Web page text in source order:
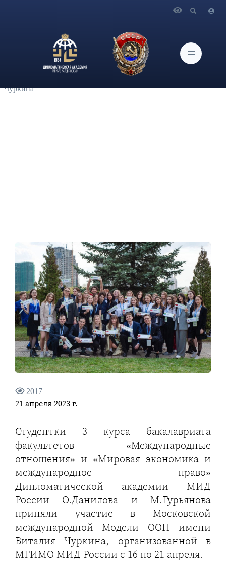
«Международные отношения» и «Мировая экономика и
международное право» Дипломатической академии МИД
России О.Данилова и М.Гурьянова приняли участие в
Московской международной Модели ООН имени Виталия
Чуркина
2017
21 апреля 2023 г.
Студентки 3 курса бакалавриата
факультетов «Международные
отношения» и «Мировая экономика и
международное право»
Дипломатической академии МИД
России О.Данилова и М.Гурьянова
приняли участие в Московской
международной Модели ООН имени
Виталия Чуркина, организованной в
МГИМО МИД России с 16 по 21 апреля.